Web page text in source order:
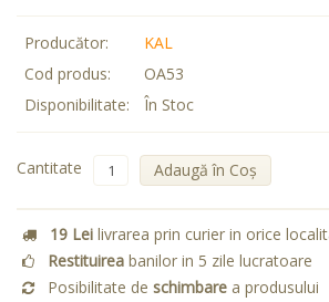
Producător:
KAL
Cod produs:
OA53
Disponibilitate:
În Stoc
Cantitate Adaugă în Coş
19 Lei livrarea prin curier in orice
Restituirea banilor in 5 zile lucratoare
Posibilitate de schimbare a produsului